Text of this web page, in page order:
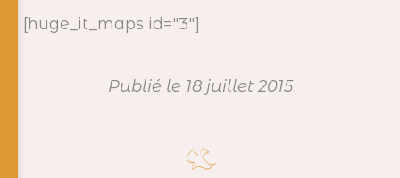
[huge_it_maps id="3"]
Publié le 18 juillet 2015